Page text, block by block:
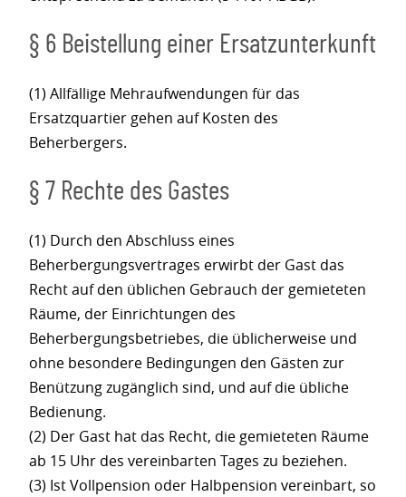
§ 6 Beistellung einer Ersatzunterkunft
(1) Allfällige Mehraufwendungen für das
Ersatzquartier gehen auf Kosten des
Beherbergers.
§ 7 Rechte des Gastes
(1) Durch den Abschluss eines
Beherbergungsvertrages erwirbt der Gast das
Recht auf den üblichen Gebrauch der gemieteten
Räume, der Einrichtungen des
Beherbergungsbetriebes, die üblicherweise und
ohne besondere Bedingungen den Gästen zur
Benützung zugänglich sind, und auf die übliche
Bedienung.
(2) Der Gast hat das Recht, die gemieteten Räume
ab 15 Uhr des vereinbarten Tages zu beziehen.
(3) Ist Vollpension oder Halbpension vereinbart, so